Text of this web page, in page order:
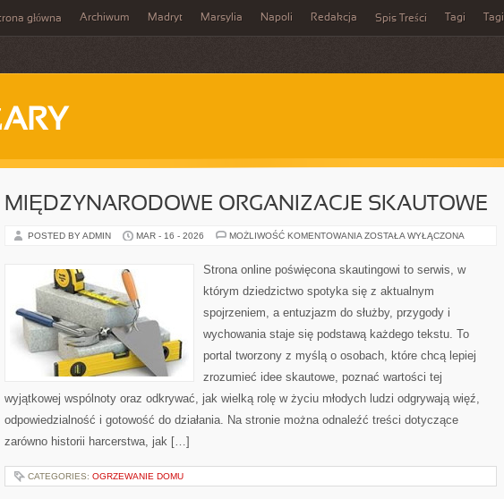
główna Archiwum Madryt Marsylia Napoli Redakcja Spis Treści Tagi Tagi
MIĘDZYNARODOWE ORGANIZACJE SKAUTOWE
POSTED BY ADMIN MAR - 16 - 2026 MOŻLIWOŚĆ KOMENTOWANIA MIĘDZYNARODOWE
ZOSTAŁA WYŁĄCZONA
Strona online poświęcona skautingowi to serwis, w
którym dziedzictwo spotyka się z aktualnym
spojrzeniem, a entuzjazm do służby, przygody i
wychowania staje się podstawą każdego tekstu. To
portal tworzony z myślą o osobach, które chcą lepiej
zrozumieć idee skautowe, poznać wartości tej
wyjątkowej wspólnoty oraz odkrywać, jak wielką rolę w życiu młodych ludzi odgrywają więź,
odpowiedzialność i gotowość do działania. Na stronie można odnaleźć treści dotyczące
zarówno historii harcerstwa, jak […]
CATEGORIES: OGRZEWANIE DOMU